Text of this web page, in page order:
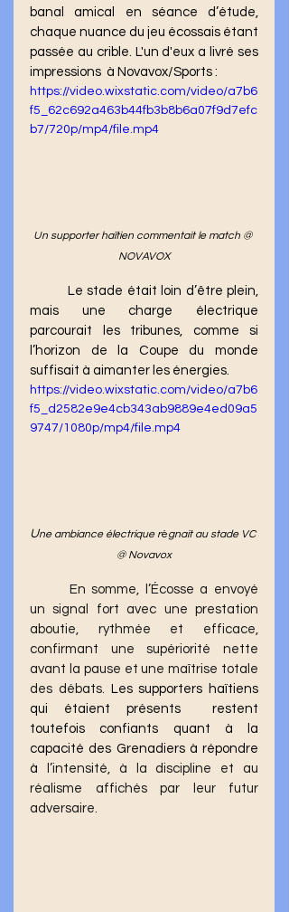
banal amical en séance d’étude,
chaque nuance du jeu écossais étant
passée au crible. L'un d'eux a livré ses
impressions  à Novavox/Sports :
https://video.wixstatic.com/video/a7b6
f5_62c692a463b44fb3b8b6a07f9d7efc
b7/720p/mp4/file.mp4
Un supporter haïtien commentait le match @
NOVAVOX
mais une charge électrique
parcourait les tribunes, comme si
l’horizon de la Coupe du monde
suffisait à aimanter les énergies.
https://video.wixstatic.com/video/a7b6
f5_d2582e9e4cb343ab9889e4ed09a5
9747/1080p/mp4/file.mp4
Une ambiance électrique régnait au stade VC
@ Novavox
un signal fort avec une prestation
aboutie, rythmée et efficace,
confirmant une supériorité nette
avant la pause et une maîtrise totale
des débats.
Les supporters haïtiens
qui étaient présents  restent
toutefois confiants quant à la
capacité des Grenadiers à répondre
à l’intensité, à la discipline et au
réalisme affichés par leur futur
adversaire.